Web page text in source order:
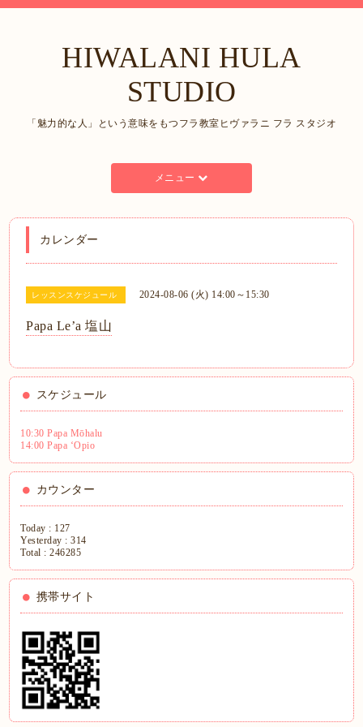
HIWALANI HULA
STUDIO
「魅力的な人」という意味をもつフラ教室ヒヴァラニ フラ スタジオ
メニュー
カレンダー
レッスンスケジュール 2024-08-06 (火) 14:00～15:30
Papa Le’a 塩山
スケジュール
10:30 Papa Mōhalu
14:00 Papa ʻOpio
カウンター
Today : 127
Yesterday :314
Total :246285
携帯サイト